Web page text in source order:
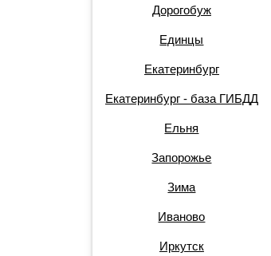
Дорогобуж
Единцы
Екатеринбург
Екатеринбург - база ГИБДД
Ельня
Запорожье
Зима
Иваново
Иркутск